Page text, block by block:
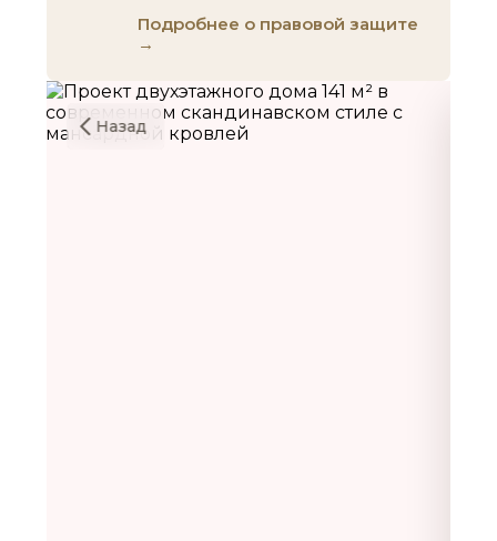
Подробнее о правовой защите
→
Назад